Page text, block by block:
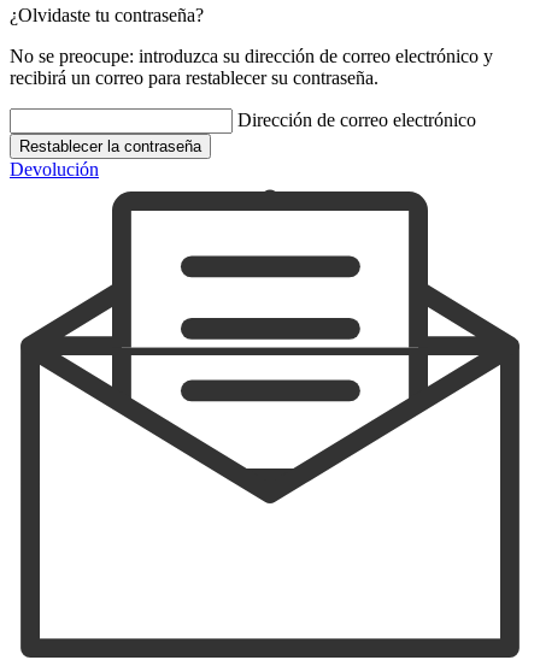
¿Olvidaste tu contraseña?
No se preocupe: introduzca su dirección de correo electrónico y
recibirá un correo para restablecer su contraseña.
Dirección de correo electrónico
Restablecer la contraseña
Devolución